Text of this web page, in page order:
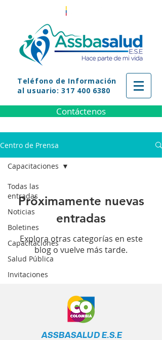
Teléfono de Información
al usuario: 317 400 6380
Contáctenos
Centro de Prensa
Todas las
entradas
Noticias
Boletines
Capacitaciones
Salud Pública
Invitaciones
Capacitaciones
Próximamente nuevas
entradas
Explora otras categorías en este
blog o vuelve más tarde.
ASSBASALUD E.S.E